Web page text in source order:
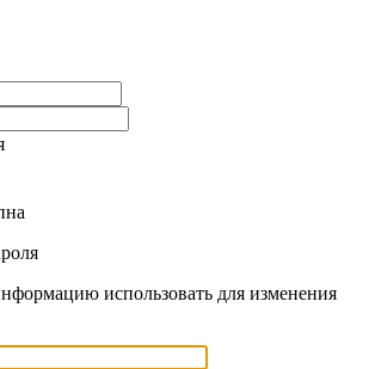
использовать для изменения